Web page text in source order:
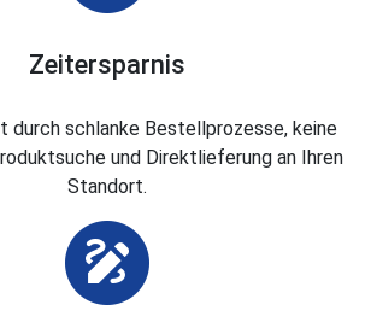
Zeitersparnis
durch schlanke Bestellprozesse, keine
und Direktlieferung an Ihren
Standort.